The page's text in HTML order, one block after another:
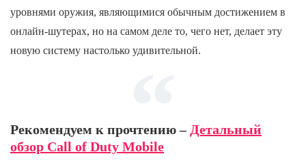
уровнями оружия, являющимися обычным достижением в
онлайн-шутерах, но на самом деле то, чего нет, делает эту
новую систему настолько удивительной.
Рекомендуем к прочтению – Детальный
обзор Call of Duty Mobile